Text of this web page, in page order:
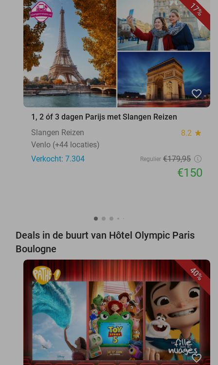
17%
favorite_border
1, 2 óf 3 dagen Parijs met Slangen Reizen
Slangen Reizen
8.2 star
Venlo (+44 locaties)
Verkocht: 7.304
Regulier €179,95
€150
Deals in de buurt van Hôtel Olympic Paris
Boulogne
40%
favorite_border